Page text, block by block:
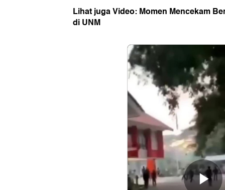
Lihat juga Video: Momen Mencekam
di UNM